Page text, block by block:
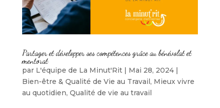
Partager et développer ses compétences grâce au bénévolat et
mentorat
par L'équipe de La Minut'Rit| Mai 28, 2024|
Bien-être & Qualité de Vie au Travail, Mieux vivre
au quotidien, Qualité de vie au travail